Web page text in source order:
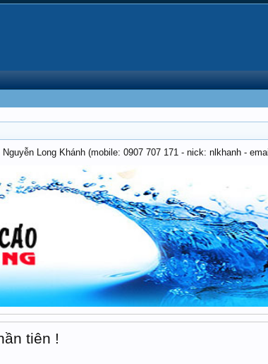
Nguyễn Long Khánh (mobile: 0907 707 171 - nick: nlkhanh -
tiên !